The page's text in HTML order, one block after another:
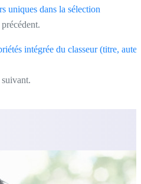
uniques dans la sélection
intégrée du classeur (titre,